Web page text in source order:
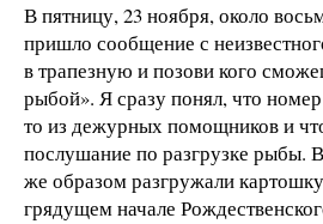
В пятницу, 23 ноября, около
пришло сообщение с
в трапезную и позови кого
рыбой». Я сразу понял, что
то из дежурных помощников и
послушание по разгрузке рыбы.
же образом разгружали
грядущем начале